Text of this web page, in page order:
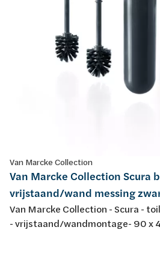
Van Marcke Collection
Van Marcke Collection Scura
vrijstaand/wand messing
Van Marcke Collection - Scura -
- vrijstaand/wandmontage- 90 x